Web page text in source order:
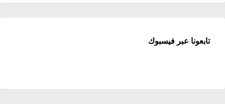
تابعونا عبر فيسبوك